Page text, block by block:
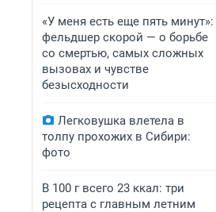
«У меня есть еще пять минут»:
фельдшер скорой — о борьбе
со смертью, самых сложных
вызовах и чувстве
безысходности
Легковушка влетела в
толпу прохожих в Сибири:
фото
В 100 г всего 23 ккал: три
рецепта с главным летним